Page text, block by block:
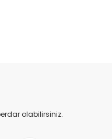
olabilirsiniz.